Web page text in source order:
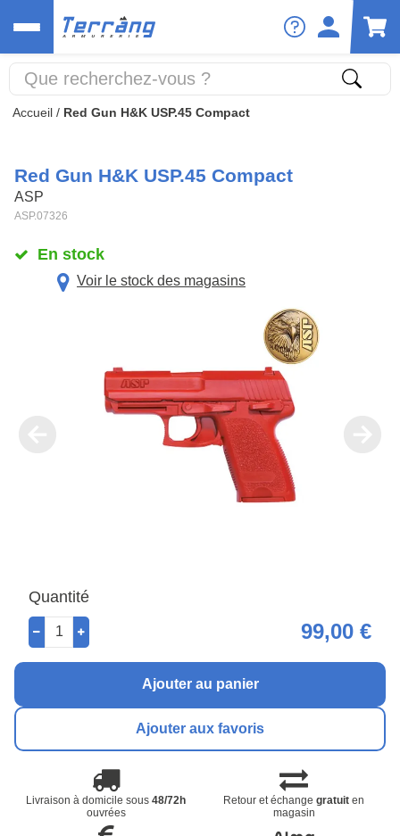
Accueil / Red Gun H&K USP.45 Compact
Red Gun H&K USP.45 Compact
ASP
ASP.07326
En stock
Voir le stock des magasins
Quantité
99,00 €
Ajouter au panier
Ajouter aux favoris
Livraison à domicile sous48/72h
ouvrées
Retour et échangegratuit en
magasin